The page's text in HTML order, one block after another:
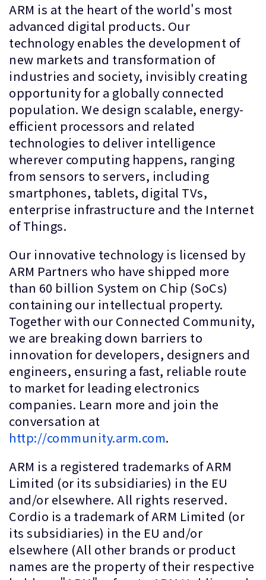
ARM is at the heart of the world's most
advanced digital products. Our
technology enables the development of
new markets and transformation of
industries and society, invisibly creating
opportunity for a globally connected
population. We design scalable, energy-
efficient processors and related
technologies to deliver intelligence
wherever computing happens, ranging
from sensors to servers, including
smartphones, tablets, digital TVs,
enterprise infrastructure and the Internet
of Things.
Our innovative technology is licensed by
ARM Partners who have shipped more
than 60 billion System on Chip (SoCs)
containing our intellectual property.
Together with our Connected Community,
we are breaking down barriers to
innovation for developers, designers and
engineers, ensuring a fast, reliable route
to market for leading electronics
companies. Learn more and join the
conversation at
http://community.arm.com.
ARM is a registered trademarks of ARM
Limited (or its subsidiaries) in the EU
and/or elsewhere. All rights reserved.
Cordio is a trademark of ARM Limited (or
its subsidiaries) in the EU and/or
elsewhere (All other brands or product
names are the property of their respective